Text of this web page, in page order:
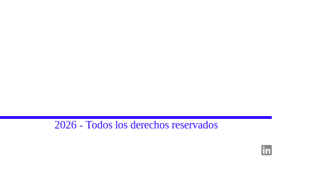
2026 - Todos los derechos reservados